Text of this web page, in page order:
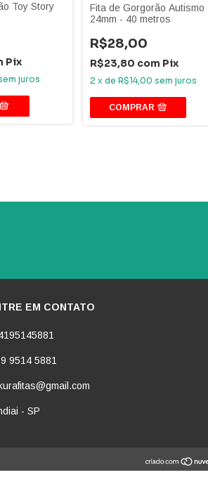
Toy Story
Pix
juros
Fita de Gorgorão Autismo
24mm - 40 metros
R$28,00
R$23,80 com Pix
2 x de R$14,00 sem juros
COMPRAR
EM CONTATO
9514 5881
- SP